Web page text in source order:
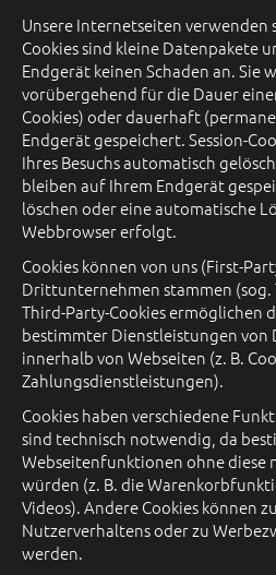
Unsere Internetseiten verwenden
Cookies sind kleine Datenpakete
Endgerät keinen Schaden an. Sie
vorübergehend für die Dauer
Cookies) oder dauerhaft
Endgerät gespeichert. Session-
Ihres Besuchs automatisch
bleiben auf Ihrem Endgerät
löschen oder eine automatische
Webbrowser erfolgt.
Cookies können von uns (First-
Drittunternehmen stammen (sog.
Third-Party-Cookies ermöglichen
bestimmter Dienstleistungen
innerhalb von Webseiten (z. B.
Zahlungsdienstleistungen).
Cookies haben verschiedene
sind technisch notwendig, da
Webseitenfunktionen ohne
würden (z. B. die
Videos). Andere Cookies können
Nutzerverhaltens oder zu
werden.